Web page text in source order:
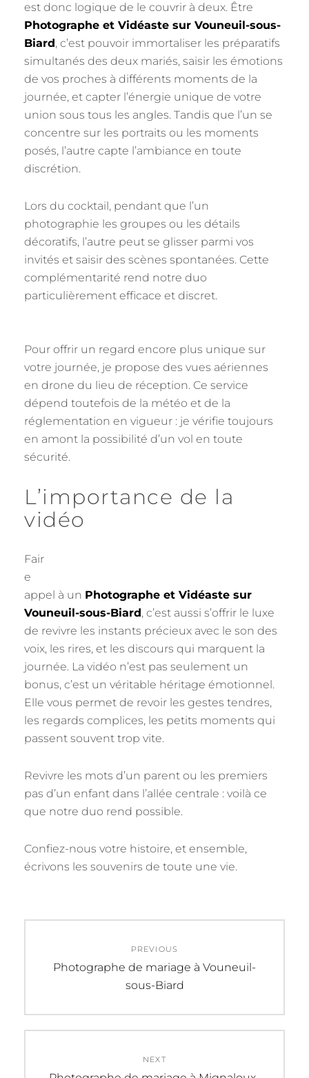
est donc logique de le couvrir à deux. Être
Photographe et Vidéaste sur Vouneuil-sous-
Biard, c’est pouvoir immortaliser les préparatifs
simultanés des deux mariés, saisir les émotions
de vos proches à différents moments de la
journée, et capter l’énergie unique de votre
union sous tous les angles. Tandis que l’un se
concentre sur les portraits ou les moments
posés, l’autre capte l’ambiance en toute
discrétion.
Lors du cocktail, pendant que l’un
photographie les groupes ou les détails
décoratifs, l’autre peut se glisser parmi vos
invités et saisir des scènes spontanées. Cette
complémentarité rend notre duo
particulièrement efficace et discret.
Pour offrir un regard encore plus unique sur
votre journée, je propose des vues aériennes
en drone du lieu de réception. Ce service
dépend toutefois de la météo et de la
réglementation en vigueur : je vérifie toujours
en amont la possibilité d’un vol en toute
sécurité.
L’importance de la
vidéo
Fair
e
appel à un Photographe et Vidéaste sur
Vouneuil-sous-Biard, c’est aussi s’offrir le luxe
de revivre les instants précieux avec le son des
voix, les rires, et les discours qui marquent la
journée. La vidéo n’est pas seulement un
bonus, c’est un véritable héritage émotionnel.
Elle vous permet de revoir les gestes tendres,
les regards complices, les petits moments qui
passent souvent trop vite.
Revivre les mots d’un parent ou les premiers
pas d’un enfant dans l’allée centrale : voilà ce
que notre duo rend possible.
Confiez-nous votre histoire, et ensemble,
écrivons les souvenirs de toute une vie.
PREVIOUS
Previous
Photographe de mariage à Vouneuil-
sous-Biard
NEXT